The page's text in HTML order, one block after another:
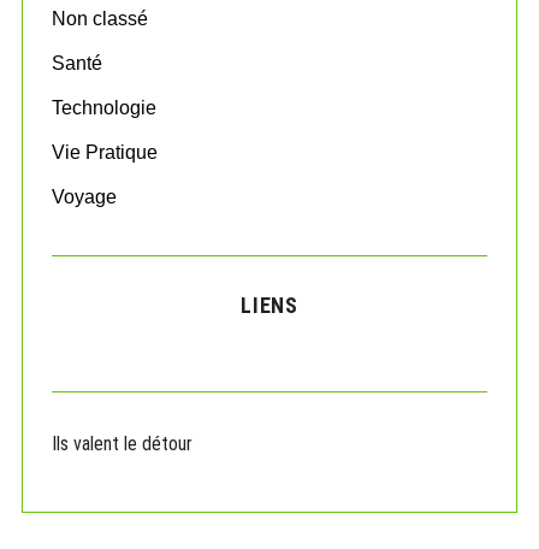
Non classé
Santé
Technologie
Vie Pratique
Voyage
LIENS
Ils valent le détour